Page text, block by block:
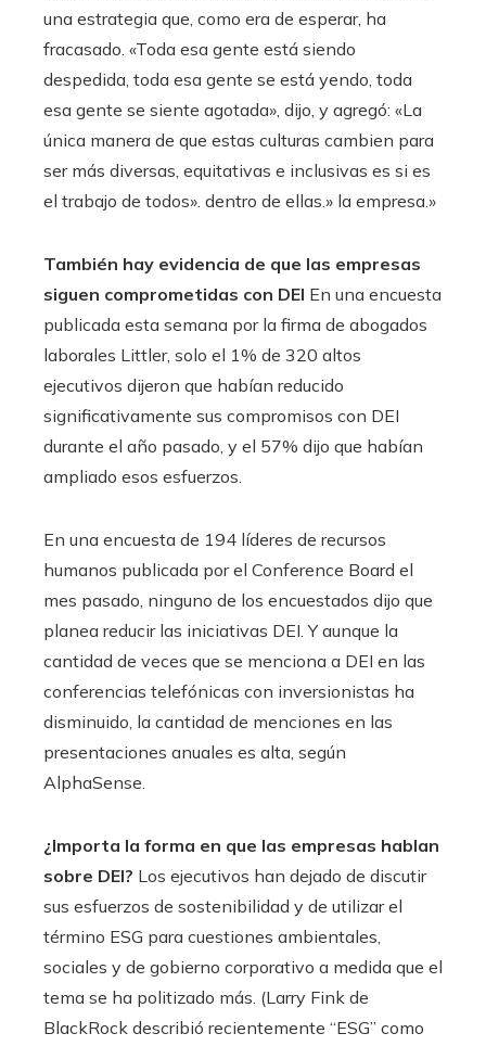
una estrategia que, como era de esperar, ha
fracasado. «Toda esa gente está siendo
despedida, toda esa gente se está yendo, toda
esa gente se siente agotada», dijo, y agregó: «La
única manera de que estas culturas cambien para
ser más diversas, equitativas e inclusivas es si es
el trabajo de todos». dentro de ellas.» la empresa.»
También hay evidencia de que las empresas
siguen comprometidas con DEI En una encuesta
publicada esta semana por la firma de abogados
laborales Littler, solo el 1% de 320 altos
ejecutivos dijeron que habían reducido
significativamente sus compromisos con DEI
durante el año pasado, y el 57% dijo que habían
ampliado esos esfuerzos.
En una encuesta de 194 líderes de recursos
humanos publicada por el Conference Board el
mes pasado, ninguno de los encuestados dijo que
planea reducir las iniciativas DEI. Y aunque la
cantidad de veces que se menciona a DEI en las
conferencias telefónicas con inversionistas ha
disminuido, la cantidad de menciones en las
presentaciones anuales es alta, según
AlphaSense.
¿Importa la forma en que las empresas hablan
sobre DEI? Los ejecutivos han dejado de discutir
sus esfuerzos de sostenibilidad y de utilizar el
término ESG para cuestiones ambientales,
sociales y de gobierno corporativo a medida que el
tema se ha politizado más. (Larry Fink de
BlackRock describió recientemente “ESG” como